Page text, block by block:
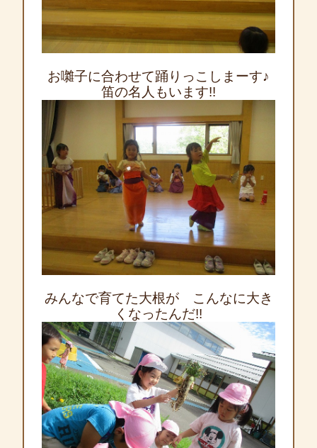
お囃子に合わせて踊りっこしまーす♪
笛の名人もいます!!
みんなで育てた大根が こんなに大き
くなったんだ!!